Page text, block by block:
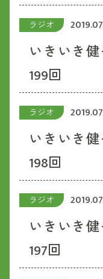
ラジオ
いきいき
199回
ラジオ
いきいき
198回
ラジオ
いきいき
197回